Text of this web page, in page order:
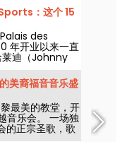
：这个 15
des
年开业以来一直
莱迪（Johnny
）、滚石
头士乐队（The
！
美裔福音音乐盛
最美的教堂，开
音乐会。 一场独
的正宗圣歌，歌